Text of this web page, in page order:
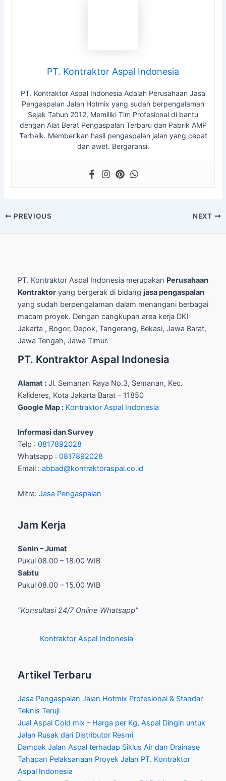
PT. Kontraktor Aspal Indonesia
PT. Kontraktor Aspal Indonesia Adalah Perusahaan Jasa
Pengaspalan Jalan Hotmix yang sudah berpengalaman
Sejak Tahun 2012, Memiliki Tim Profesional di bantu
dengan Alat Berat Pengaspalan Terbaru dan Pabrik AMP
Terbaik. Memberikan hasil pengaspalan jalan yang cepat
dan awet. Bergaransi.
PostPREVIOUS NEXT
PT. Kontraktor Aspal Indonesia merupakan Perusahaan
Kontraktor yang bergerak di bidang jasa pengaspalan
yang sudah berpengalaman dalam menangani berbagai
macam proyek. Dengan cangkupan area kerja DKI
Jakarta , Bogor, Depok, Tangerang, Bekasi, Jawa Barat,
Jawa Tengah, Jawa Timur.
PT. Kontraktor Aspal Indonesia
Alamat : Jl. Semanan Raya No.3, Semanan, Kec.
Kalideres, Kota Jakarta Barat – 11850
Google Map : Kontraktor Aspal Indonesia
Informasi dan Survey
Telp : 0817892028
Whatsapp : 0817892028
Email : abbad@kontraktoraspal.co.id
Mitra: Jasa Pengaspalan
Jam Kerja
Senin – Jumat
Pukul 08.00 – 18.00 WIB
Sabtu
Pukul 08.00 – 15.00 WIB
“Konsultasi 24/7 Online Whatsapp”
Kontraktor Aspal Indonesia
Artikel Terbaru
Jasa Pengaspalan Jalan Hotmix Profesional & Standar
Teknis Teruji
Jual Aspal Cold mix – Harga per Kg, Aspal Dingin untuk
Jalan Rusak dari Distributor Resmi
Dampak Jalan Aspal terhadap Siklus Air dan Drainase
Tahapan Pelaksanaan Proyek Jalan PT. Kontraktor
Aspal Indonesia